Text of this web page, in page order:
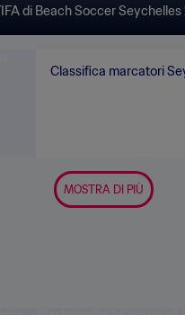
di Beach Soccer
Classifica marcatori
MOSTRA DI PIÙ